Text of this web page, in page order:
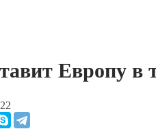
Европу в